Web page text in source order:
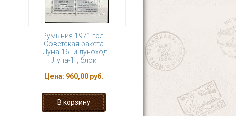
Румыния 1971 год.
Советская ракета
"Луна-16" и луноход
"Луна-1", блок.
Цена: 960,00 руб.